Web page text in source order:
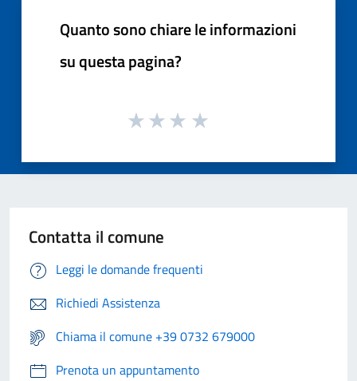
Quanto sono chiare le informazioni
su questa pagina?
Contatta il comune
Leggi le domande frequenti
Richiedi Assistenza
Chiama il comune +39 0732 679000
Prenota un appuntamento